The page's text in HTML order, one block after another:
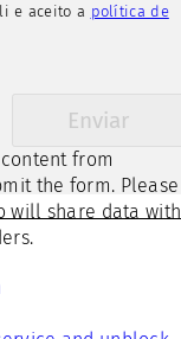
e aceito a política de
from
the form. Please
will share data with